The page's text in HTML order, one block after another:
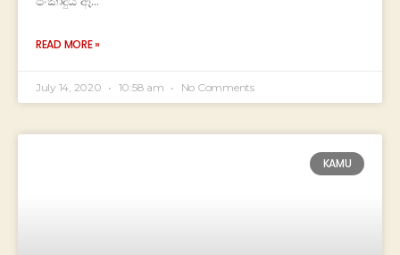
READ MORE »
July 14, 2020 10:58 am No Comments
KAMU